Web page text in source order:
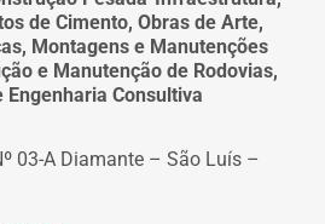
de Cimento, Obras de Arte,
Montagens e Manutenções
e Manutenção de Rodovias,
Engenharia Consultiva
03-A Diamante – São Luís –